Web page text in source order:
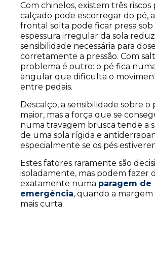
Com chinelos, existem três riscos
calçado pode escorregar do pé,
frontal solta pode ficar presa sob
espessura irregular da sola
sensibilidade necessária para
corretamente a pressão. Com
problema é outro: o pé fica
angular que dificulta o
entre pedais.
Descalço, a sensibilidade sobre o
maior, mas a força que se
numa travagem brusca tende a
de uma sola rígida e
especialmente se os pés
Estes fatores raramente são
isoladamente, mas podem fazer
exatamente numa paragem de
emergência, quando a margem
mais curta.